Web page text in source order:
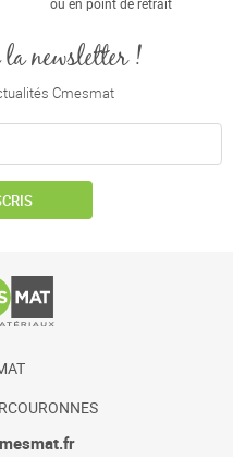
ou en point de retrait
newsletter !
Cmesmat